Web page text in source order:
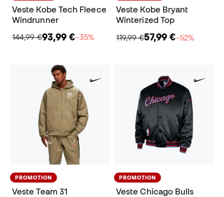
Veste Kobe Tech Fleece
Windrunner
144,99 €93,99 €−35%
Veste Kobe Bryant
Winterized Top
119,99 €57,99 €−52%
PROMOTION
Veste Team 31
PROMOTION
Veste Chicago Bulls